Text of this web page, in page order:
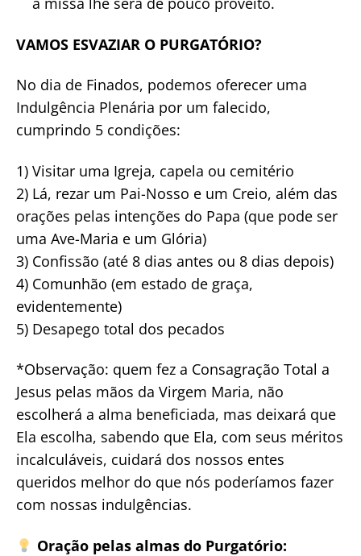
VAMOS ESVAZIAR O PURGATÓRIO?
No dia de Finados, podemos oferecer uma
Indulgência Plenária por um falecido,
cumprindo 5 condições:
1) Visitar uma Igreja, capela ou cemitério
2) Lá, rezar um Pai-Nosso e um Creio, além das
orações pelas intenções do Papa (que pode ser
uma Ave-Maria e um Glória)
3) Confissão (até 8 dias antes ou 8 dias depois)
4) Comunhão (em estado de graça,
evidentemente)
5) Desapego total dos pecados
*Observação: quem fez a Consagração Total a
Jesus pelas mãos da Virgem Maria, não
escolherá a alma beneficiada, mas deixará que
Ela escolha, sabendo que Ela, com seus méritos
incalculáveis, cuidará dos nossos entes
queridos melhor do que nós poderíamos fazer
com nossas indulgências.
Oração pelas almas do Purgatório: